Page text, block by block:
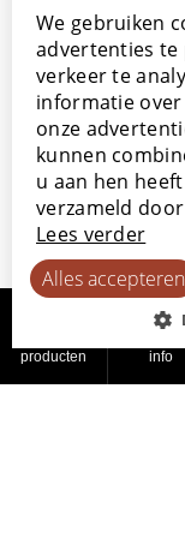
producten info
+32 56 77 45 15
Bezoek ons
Onze showroom
Onze verkooppunten
Met de steun van
We gebruiken
advertenties te
verkeer te
informatie
onze
kunnen
u aan hen
verzameld
Lees verder
Alles accepteren